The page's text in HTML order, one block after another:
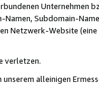
Unternehmen
Namen, Subdomain-
Netzwerk-Website
verletzen.
alleinigen